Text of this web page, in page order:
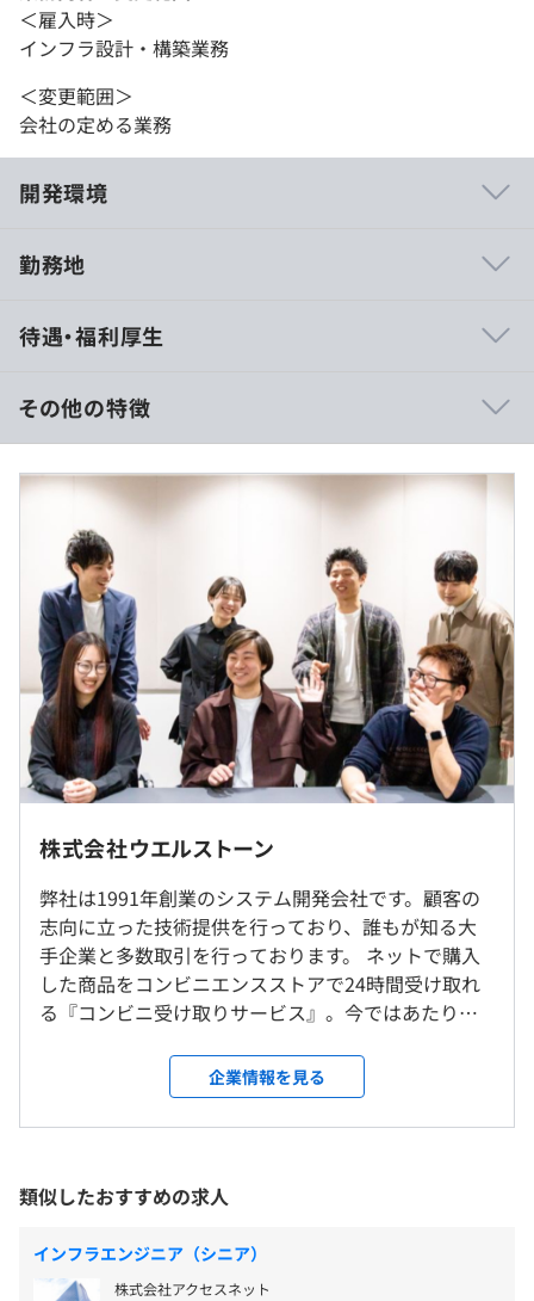
＜雇入時＞
インフラ設計・構築業務
＜変更範囲＞
会社の定める業務
開発環境
軽に質問したり相談することができ、風通しのよい環境で
・受託開発あり。上流工程からの案件に参画できますの
で、スキルアップが図れます。
・平均年齢は28歳、男女比は6：4。自主性を大切にする
社風ということもあり、社員も主体的な人がほとんどで
【開発プロジェクトについて】※案件例
・大手会計関連企業の社内システムPJ
・to B向けクラウドシステム（親会社プロダクト）
・官公庁・自治体 保険/共済システム
・通信事業者向け社内システム開発
・アパレルECサイトの保守、機能追加 など
言語：Java/C＃/PHP/JavaScript/Pythonなど
FW:.NET Framework/Spring/.NET
Framework/jQuery/Laravel など
DB：AWSAuora/SQL server/Oracle など
■外部研修（受講無料）
■技術研修（AWS、Reactなど）
希望に応じて、外部研修に参加いただけます。費用は会社
トレンドの技術を捉えた技術研修も行っております。任意
参加ですが、外部講師を招いての講義を行います。
勤務地
社内もしくはお客様先での勤務となります。常駐先は東京
23区内です。
※現在はテレワークも導入しております
就業場所の変更範囲
＜雇入時＞
当社拠点のうち、東京本社または首都圏のクライアント先
での勤務となります。
東京都港区芝大門2-1-16 +SHIFT SHIBADAIMON 3F
基本的には東京都23区内です。
ございますが、勤務に無理のない範囲で選定しておりま
す。
待遇・福利厚生
400万円〜600万円
■年俸制
固定残業手当66,667円～100,000円を含む（固定残業時間
30時間分/月）
※超過した時間外労働の残業手当は追加支給。
・昇給：年1回（4月）
・試用期間：3カ月
（※想定年収は年収提示額を保証するものではありません）
9：30～18：00
休憩時間：1時間
平均残業時間：平均13時間／月
・年間休日123日の実績
・年末年始休暇
・慶弔休暇
・産休・育児休暇 取得実績あり！
その他の特徴
株式会社ウエルストーン
弊社は1991年創業のシステム開発会社です。顧客の
志向に立った技術提供を行っており、誰もが知る大
手企業と多数取引を行っております。 ネットで購入
した商品をコンビニエンスストアで24時間受け取れ
る『コンビニ受け取りサービス』。今ではあたり前
本における『コンビニ受け取りサービス』のパイオ
ニアでした。 2022年に大手総合建設コンサルタント
「八千代エンジニヤリング」のグループの一員とな
進を担当しています。 AIやビッグデータなどの最新
技術を活用し、社会に新たな価値を創造しています。
企業情報を見る
類似したおすすめの求人
インフラエンジニア（シニア）
株式会社アクセスネット